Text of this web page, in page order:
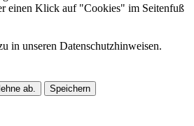
einen Klick auf "Cookies" im Seitenfuß
in unseren Datenschutzhinweisen.
ab.
Speichern